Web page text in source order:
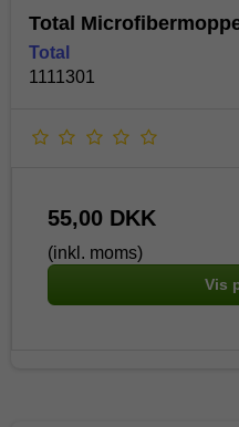
Total
Total
1111301
55,00 DKK
(inkl. moms)
Vis